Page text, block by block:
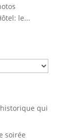
le...
qui
soirée